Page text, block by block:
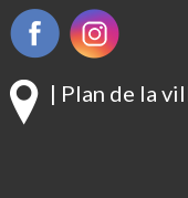
| Plan de la